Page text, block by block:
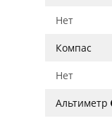
Нет
Компас
Нет
Альтиметр